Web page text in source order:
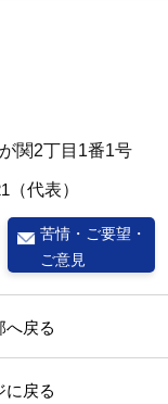
関2丁目1番1号
（代表）
苦情・ご要望・
ご意見
へ戻る
に戻る